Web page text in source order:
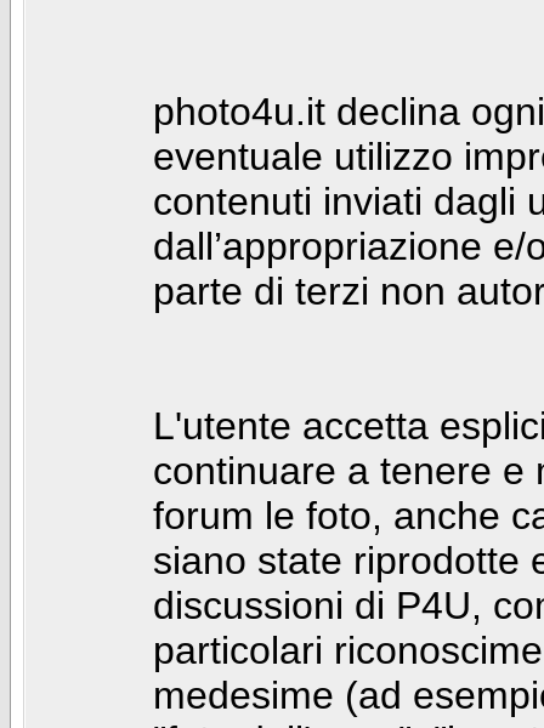
photo4u.it declina
eventuale utilizzo
contenuti inviati dagli
dall’appropriazione
parte di terzi non
L'utente accetta
continuare a tenere e
forum le foto, anche
siano state riprodotte
discussioni di P4U,
particolari
medesime (ad